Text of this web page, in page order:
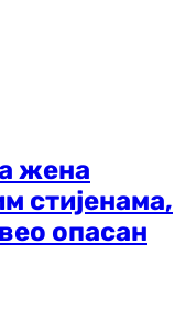
жена
стијенама,
опасан